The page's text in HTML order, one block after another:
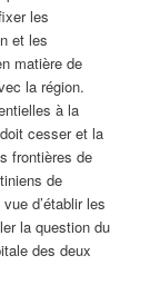
les
et les
matière de
la région.
à la
cesser et la
frontières de
de
d’établir les
la question du
des deux